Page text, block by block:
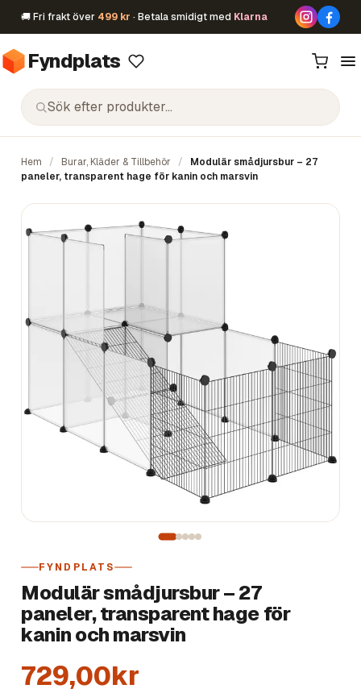
🚚 Fri frakt över 499 kr · Betala smidigt med Klarna
Fyndplats
Hem / Burar, Kläder & Tillbehör /
Modulär smådjursbur – 27
paneler, transparent hage för kanin och marsvin
FYNDPLATS
Modulär smådjursbur – 27
paneler, transparent hage för
kanin och marsvin
729,00kr